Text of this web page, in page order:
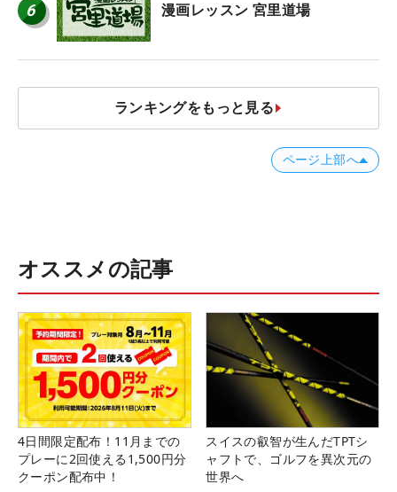
6 漫画レッスン 宮里道場
ランキングをもっと見る
ページ上部へ
オススメの記事
4日間限定配布！11月までの
プレーに2回使える1,500円分
クーポン配布中！
スイスの叡智が生んだTPTシ
ャフトで、ゴルフを異次元の
世界へ